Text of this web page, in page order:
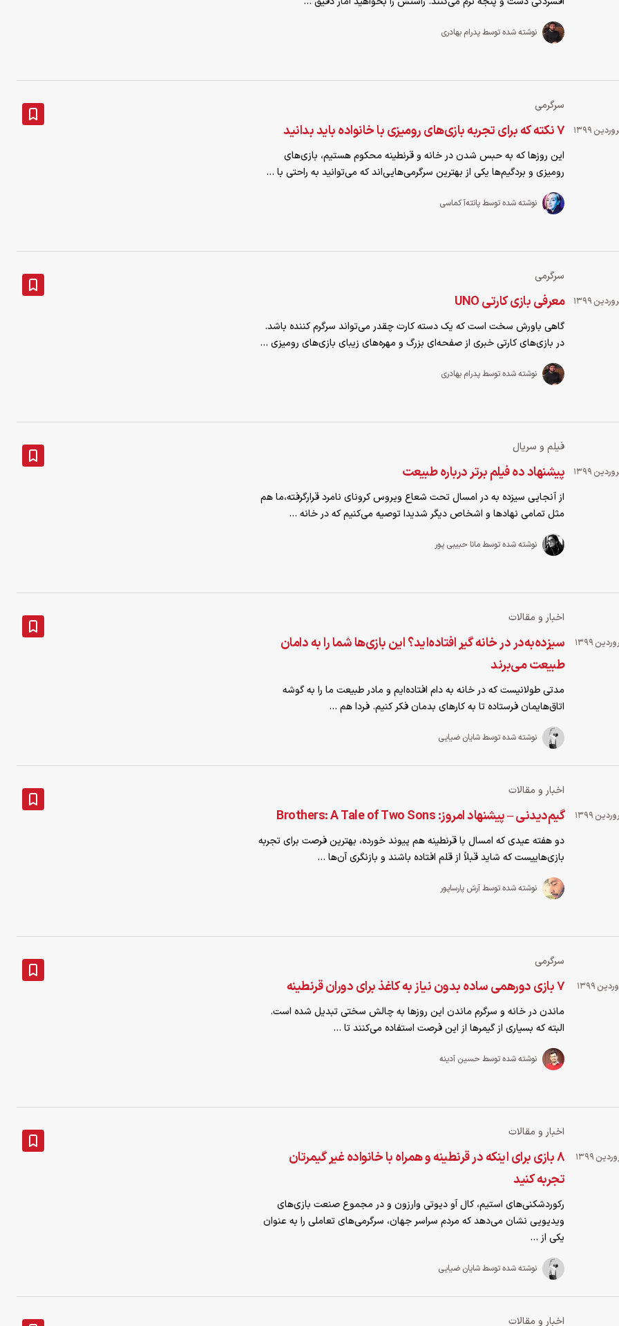
نوشته شده توسط پدرام بهادری
سرگرمی
۷ نکته که برای تجربه بازی‌های رومیزی با خانواده باید بدانید
این روزها که به حبس شدن در خانه و قرنطینه محکوم هستیم، بازی‌های
رومیزی و بردگیم‌ها یکی از بهترین سرگرمی‌هایی‌اند که می‌توانید به راحتی با ...
نوشته شده توسط پانته‌آ کماسی
سرگرمی
معرفی بازی کارتی UNO
گاهی باورش سخت است که یک دسته کارت چقدر می‌تواند سرگرم کننده باشد.
در بازی‌های کارتی خبری از صفحه‌ای بزرگ و مهره‌های زیبای بازی‌های رومیزی ...
نوشته شده توسط پدرام بهادری
فیلم و سریال
پیشنهاد ده فیلم برتر درباره طبیعت
از آنجایی سیزده به در امسال تحت شعاع ویروس کرونای نامرد قرارگرفته،ما هم
مثل تمامی نهادها و اشخاص دیگر شدیدا توصیه می‌کنیم که در خانه ...
نوشته شده توسط مانا حبیبی پور
اخبار و مقالات
سیزده‌به‌در در خانه گیر افتاده‌اید؟ این بازی‌ها شما را به دامان
طبیعت می‌برند
مدتی طولانیست که در خانه به دام افتاده‌ایم و مادر طبیعت ما را به گوشه
اتاق‌هایمان فرستاده تا به کارهای بدمان فکر کنیم. فردا هم ...
نوشته شده توسط شایان ضیایی
اخبار و مقالات
گیم‌دیدنی – پیشنهاد امروز: Brothers: A Tale of Two Sons
دو هفته عیدی که امسال با قرنطینه هم پیوند خورده، بهترین فرصت برای تجربه
بازی‌هاییست که شاید قبلاً از قلم افتاده باشند و بازنگری آن‌ها ...
نوشته شده توسط آرش پارساپور
سرگرمی
۷ بازی دورهمی ساده بدون نیاز به کاغذ برای دوران قرنطینه
ماندن در خانه و سرگرم ماندن این روزها به چالش سختی تبدیل شده است.
البته که بسیاری از گیمرها از این فرصت استفاده می‌کنند تا ...
نوشته شده توسط حسین آدینه
اخبار و مقالات
۸ بازی برای اینکه در قرنطینه و همراه با خانواده غیر گیمرتان
تجربه کنید
رکوردشکنی‌های استیم، کال آو دیوتی وارزون و در مجموع صنعت بازی‌های
ویدیویی نشان می‌دهد که مردم سراسر جهان، سرگرمی‌های تعاملی را به عنوان
یکی از ...
نوشته شده توسط شایان ضیایی
اخبار و مقالات